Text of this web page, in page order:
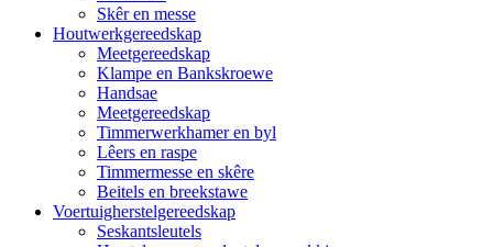
Skêr en messe
Houtwerkgereedskap
Meetgereedskap
Klampe en Bankskroewe
Handsae
Meetgereedskap
Timmerwerkhamer en byl
Lêers en raspe
Timmermesse en skêre
Beitels en breekstawe
Voertuigherstelgereedskap
Seskantsleutels